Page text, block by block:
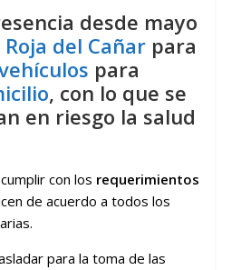
desde mayo
Roja del Cañar para
para
, con lo que se
en riesgo la salud
con los requerimientos
de acuerdo a todos los
para la toma de las